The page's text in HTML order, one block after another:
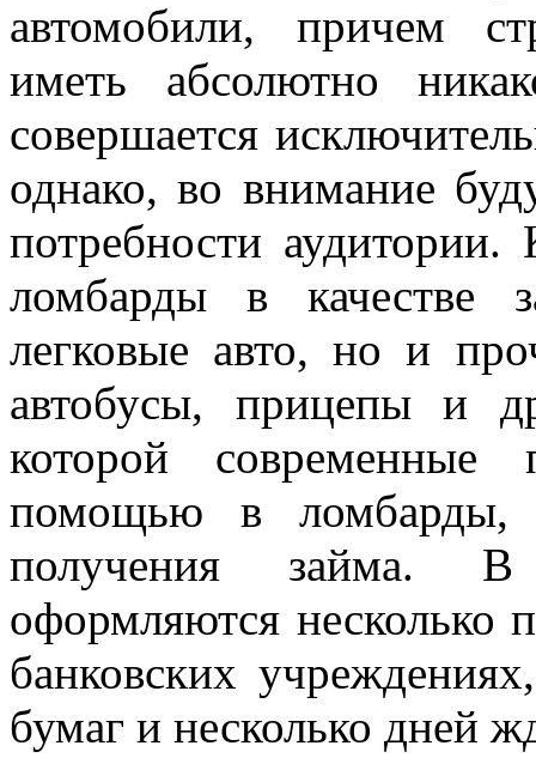
автомобили, причем
иметь абсолютно
совершается
однако, во внимание
потребности аудитории.
ломбарды в качестве
легковые авто, но и
автобусы, прицепы и
которой современные
помощью в ломбарды,
получения займа.
оформляются несколько
банковских
бумаг и несколько дней